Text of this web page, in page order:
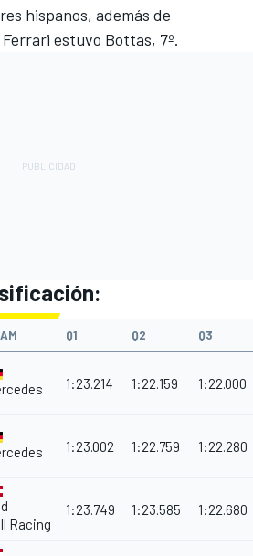
hispanos, además de
estuvo Bottas, 7º.
Q1 Q2 Q3
1:23.214 1:22.159 1:22.000
1:23.002 1:22.759 1:22.280
Racing
1:23.749 1:23.585 1:22.680